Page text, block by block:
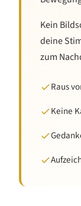
Kein
deine
zum
Raus
Keine